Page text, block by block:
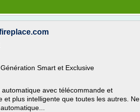
Smart et Exclusive
avec télécommande et
et plus intelligente que toutes les autres. Ne